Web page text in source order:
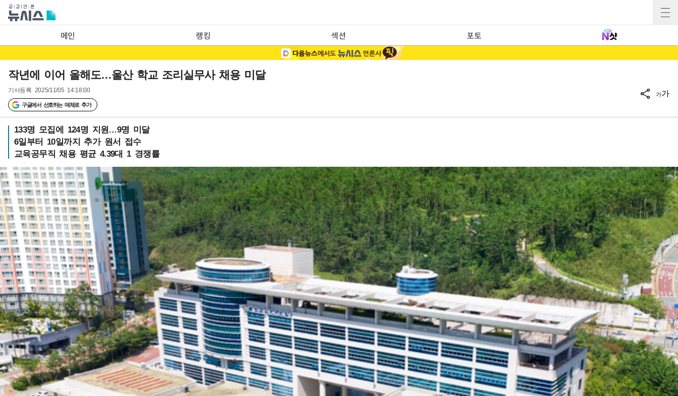
메인 랭킹 섹션 포토
작년에 이어 올해도…울산 학교 조리실무사 채용 미달
기사등록 2025/11/05 14:18:00
구글에서 선호하는 매체로 추가
가가
133명 모집에 124명 지원…9명 미달
6일부터 10일까지 추가 원서 접수
교육공무직 채용 평균 4.39대 1 경쟁률